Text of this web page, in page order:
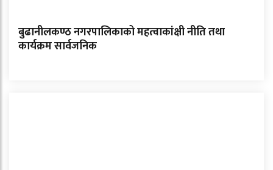
बुढानीलकण्ठ नगरपालिकाको महत्वाकांक्षी नीति तथा
कार्यक्रम सार्वजनिक